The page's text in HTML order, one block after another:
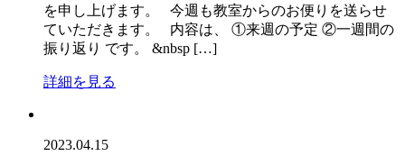
を申し上げます。 今週も教室からのお便りを送らせ
ていただきます。 内容は、 ①来週の予定 ②一週間の
振り返り です。 &nbsp […]
詳細を見る
2023.04.15